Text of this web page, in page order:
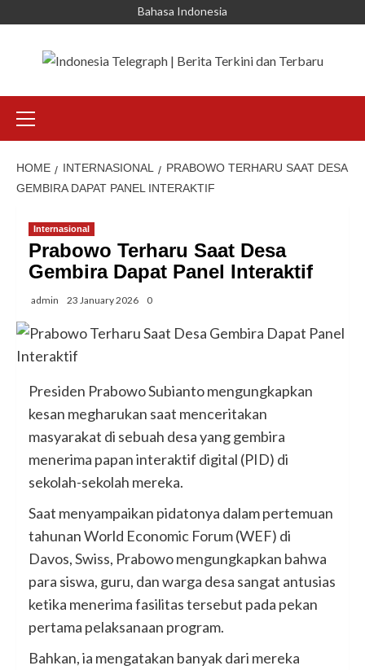
to
Bahasa Indonesia
Menu
HOME INTERNASIONAL
PRABOWO TERHARU SAAT DESA
GEMBIRA DAPAT PANEL INTERAKTIF
Internasional
Prabowo Terharu Saat Desa
Gembira Dapat Panel Interaktif
admin 23 January 2026 0
Presiden Prabowo Subianto mengungkapkan
kesan megharukan saat menceritakan
masyarakat di sebuah desa yang gembira
menerima papan interaktif digital (PID) di
sekolah-sekolah mereka.
Saat menyampaikan pidatonya dalam pertemuan
tahunan World Economic Forum (WEF) di
Davos, Swiss, Prabowo mengungkapkan bahwa
para siswa, guru, dan warga desa sangat antusias
ketika menerima fasilitas tersebut pada pekan
pertama pelaksanaan program.
Bahkan, ia mengatakan banyak dari mereka